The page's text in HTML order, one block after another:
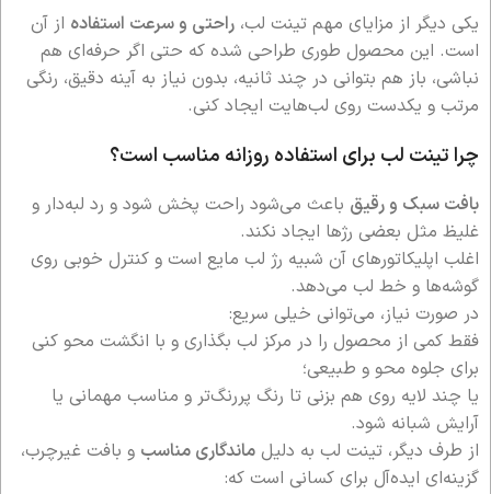
یکی دیگر از مزایای مهم تینت لب، راحتی و سرعت استفاده از آن
است. این محصول طوری طراحی شده که حتی اگر حرفه‌ای هم
نباشی، باز هم بتوانی در چند ثانیه، بدون نیاز به آینه دقیق، رنگی
مرتب و یکدست روی لب‌هایت ایجاد کنی.
چرا تینت لب برای استفاده روزانه مناسب است؟
بافت سبک و رقیق باعث می‌شود راحت پخش شود و رد لبه‌دار و
غلیظ مثل بعضی رژها ایجاد نکند.
اغلب اپلیکاتورهای آن شبیه رژ لب مایع است و کنترل خوبی روی
گوشه‌ها و خط لب می‌دهد.
در صورت نیاز، می‌توانی خیلی سریع:
فقط کمی از محصول را در مرکز لب بگذاری و با انگشت محو کنی
برای جلوه محو و طبیعی؛
یا چند لایه روی هم بزنی تا رنگ پررنگ‌تر و مناسب مهمانی یا
آرایش شبانه شود.
از طرف دیگر، تینت لب به دلیل ماندگاری مناسب و بافت غیرچرب،
گزینه‌ای ایده‌آل برای کسانی است که: